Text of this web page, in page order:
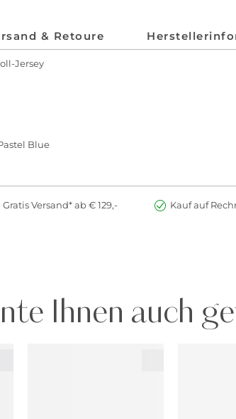
& Retoure
Jersey
Blue
Gratis Versand* ab € 129,- Kauf auf
Ihnen auch